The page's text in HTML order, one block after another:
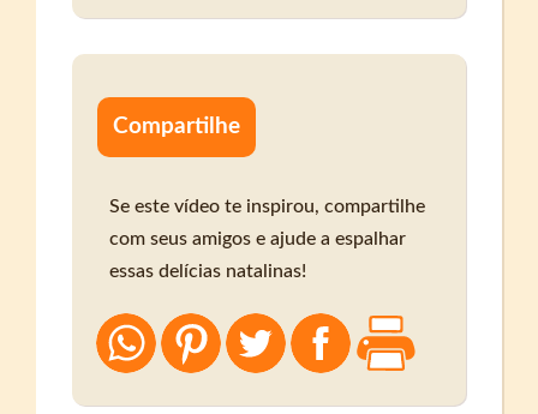
Compartilhe
Se este vídeo te inspirou, compartilhe
com seus amigos e ajude a espalhar
essas delícias natalinas!